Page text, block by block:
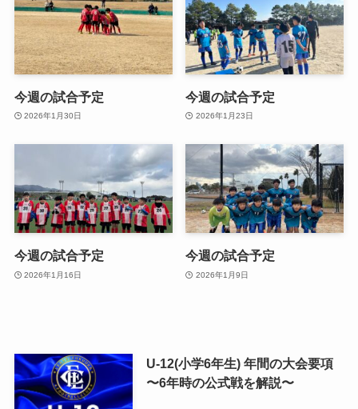
今週の試合予定
2026年1月30日
今週の試合予定
2026年1月23日
今週の試合予定
2026年1月16日
今週の試合予定
2026年1月9日
U-12(小学6年生) 年間の大会要項
〜6年時の公式戦を解説〜